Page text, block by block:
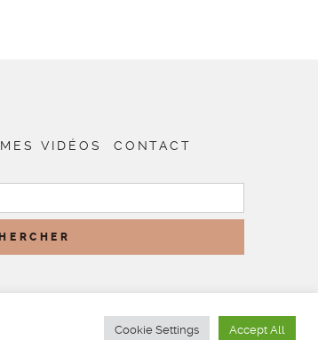
MES VIDÉOS CONTACT
RECHERCHER :
Cookie Settings Accept All